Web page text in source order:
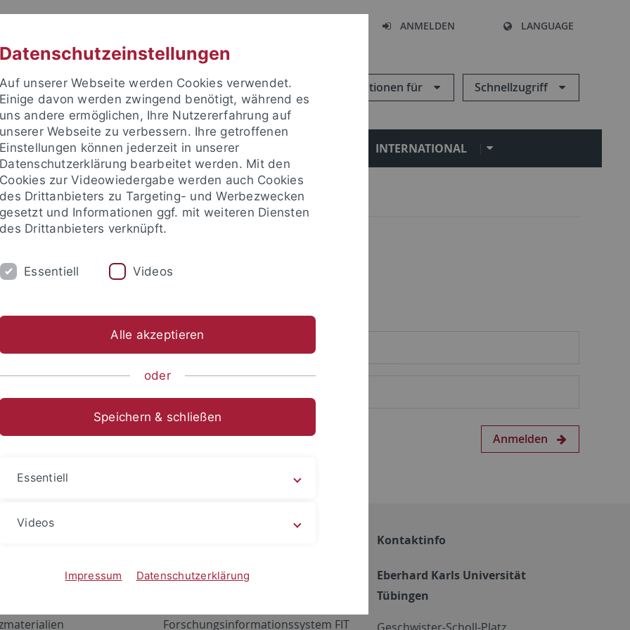
ANMELDEN LANGUAGE
Informationen für Schnellzugriff
FORSCHUNG EINRICHTUNGEN INTERNATIONAL
um sich anzumelden:
Anmelden
Netzwerk
ALMA
Forschungsinformationssystem FIT
Kontaktinfo
Eberhard Karls Universität
Tübingen
Datenschutzeinstellungen
Auf unserer Webseite werden Cookies verwendet.
Einige davon werden zwingend benötigt, während es
uns andere ermöglichen, Ihre Nutzererfahrung auf
unserer Webseite zu verbessern. Ihre getroffenen
Einstellungen können jederzeit in unserer
Datenschutzerklärung bearbeitet werden. Mit den
Cookies zur Videowiedergabe werden auch Cookies
des Drittanbieters zu Targeting- und Werbezwecken
gesetzt und Informationen ggf. mit weiteren Diensten
des Drittanbieters verknüpft.
Essentiell Videos
Alle akzeptieren
oder
Speichern & schließen
Essentiell
Videos
Impressum Datenschutzerklärung